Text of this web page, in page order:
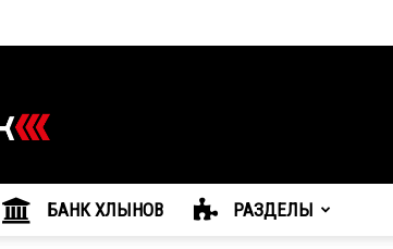
БАНК ХЛЫНОВ РАЗДЕЛЫ